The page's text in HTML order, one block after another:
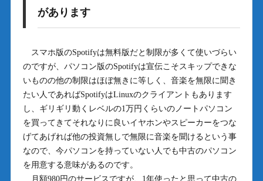
があります
スマホ版のSpotifyは無料版だと制限が多くて使いづらい
のですが、パソコン版のSpotifyは宣伝こそスキップできな
いものの他の制限はほぼ無きに等しく、音楽を無限に聞き
たい人であればSpotifyはLinuxのクライアントもあります
し、ギリギリ動くレベルの1万円くらいのノートパソコン
を買ってきてそれなりに良いイヤホンやスピーカーをつな
げてあげれば他の投資無しで無限に音楽を聞けるという事
なので、今パソコンを持っていない人でも中古のパソコン
を用意する意味があるのです。
月額980円のサービスですが、1年使ったと思って中古の